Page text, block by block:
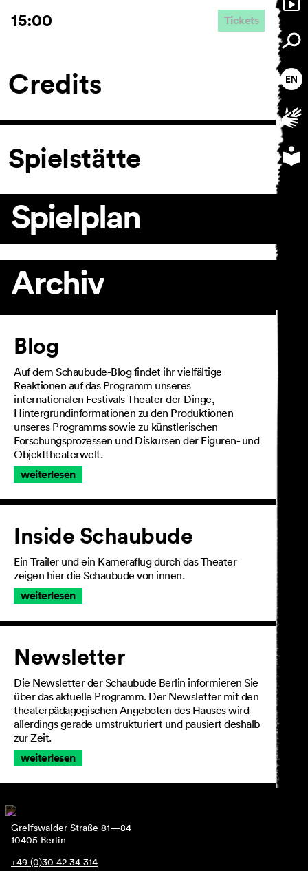
15:00 Tickets
Credits
Spielstätte
Spielplan
Archiv
Artikel
Blog
Auf dem Schaubude-Blog findet ihr vielfältige
Reaktionen auf das Programm unseres
internationalen Festivals Theater der Dinge,
Hintergrundinformationen zu den Produktionen
unseres Programms sowie zu künstlerischen
Forschungsprozessen und Diskursen der Figuren- und
Objekttheaterwelt.
weiterlesen
Inside Schaubude
Ein Trailer und ein Kameraflug durch das Theater
zeigen hier die Schaubude von innen.
weiterlesen
Newsletter
Die Newsletter der Schaubude Berlin informieren Sie
über das aktuelle Programm. Der Newsletter mit den
theaterpädagogischen Angeboten des Hauses wird
allerdings gerade umstrukturiert und pausiert deshalb
zur Zeit.
weiterlesen
Greifswalder Straße 81—84
10405 Berlin
+49 (0)30 42 34 314